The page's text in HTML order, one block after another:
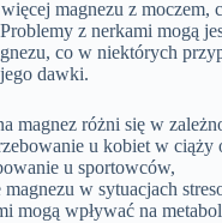
magnezu z moczem,
z nerkami mogą
co w niektórych
dawki.
magnez różni się w
u kobiet w ciąży
u sportowców,
w sytuacjach
mogą wpływać na